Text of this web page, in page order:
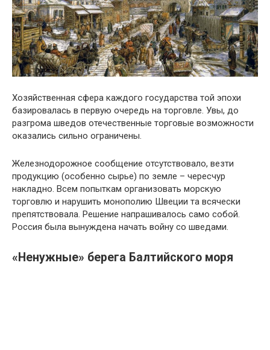
Хозяйственная сфера каждого государства той эпохи
базировалась в первую очередь на торговле. Увы, до
разгрома шведов отечественные торговые возможности
оказались сильно ограничены.
Железнодорожное сообщение отсутствовало, везти
продукцию (особенно сырье) по земле – чересчур
накладно. Всем попыткам организовать морскую
торговлю и нарушить монополию Швеции та всячески
препятствовала. Решение напрашивалось само собой.
Россия была вынуждена начать войну со шведами.
«Ненужные» берега Балтийского моря